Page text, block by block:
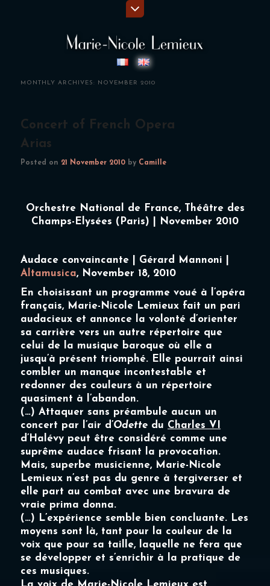
MONTHLY ARCHIVES: NOVEMBER 2010
Concert of French Opera
Arias
Posted on 21 November 2010 by Camille
Orchestre National de France, Théâtre des
Champs-Elysées (Paris) | November 2010
Audace convaincante | Gérard Mannoni |
Altamusica, November 18, 2010
En choisissant un programme voué à l’opéra
français, Marie-Nicole Lemieux fait un pari
audacieux et annonce la volonté d’orienter
sa carrière vers un autre répertoire que
celui de la musique baroque où elle a
jusqu’à présent triomphé. Elle pourrait ainsi
combler un manque incontestable et
redonner des couleurs à un répertoire
quasiment à l’abandon.
(…) Attaquer sans préambule aucun un
concert par l’air d’Odette du Charles VI
d’Halévy peut être considéré comme une
suprême audace frisant la provocation.
Mais, superbe musicienne, Marie-Nicole
Lemieux n’est pas du genre à tergiverser et
elle part au combat avec une bravura de
vraie prima donna.
(…) L’expérience semble bien concluante. Les
moyens sont là, tant pour la couleur de la
voix que pour sa taille, laquelle ne fera que
se développer et s’enrichir à la pratique de
ces musiques.